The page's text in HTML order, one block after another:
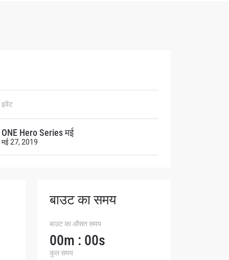
इवेंट
ONE Hero Series मई
मई 27, 2019
बाउट का समय
बाउट का औसत समय
00m : 00s
कुल समय